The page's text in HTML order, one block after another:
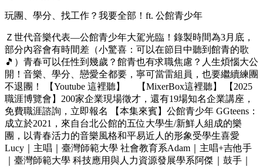
玩團、學分、找工作？我要全部！ft. 公館青少年
Ｚ世代音樂代表—公館青少年大駕光臨！錄製時間為3月底，
部分內容會有時間差（小驚喜：可以在節目中聽到館青的歌
🎵）青春可以任性到幾歲？館青也有求職焦慮？人生煩惱大公
開！音樂、學分、戀愛全都要，寧可當雷組員，也要繼續練團
不退團！ 【Youtube 這裡聽】 【MixerBox這裡聽】 【2025
職涯博覽會】200家企業現場徵才，還有19場知名企業講座，
免費職涯諮詢，立即報名 【本集來賓】公館青少年 GGteens：
成立於2021，來自台北公館的五位大學生/新鮮人組成的樂
團，以青春活力的音樂風格和平易近人的形象受學生喜愛
Lucy｜主唱｜臺灣師範大學 社會教育系Adam｜主唱+吉他手
｜臺灣師範大學 科技應用與人力資源發展學系阿傑｜鼓手｜